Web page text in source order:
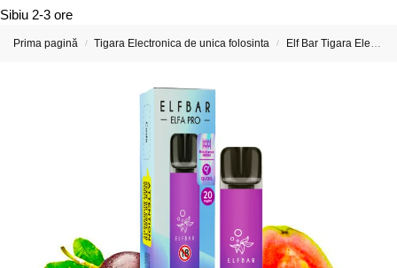
Sibiu 2-3 ore
Prima pagină / Tigara Electronica de unica folosinta / Elf Bar Tigara Electronica si Vape-uri